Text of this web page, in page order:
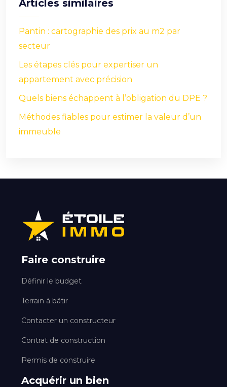
Articles similaires
Pantin : cartographie des prix au m2 par
secteur
Les étapes clés pour expertiser un
appartement avec précision
Quels biens échappent à l’obligation du DPE ?
Méthodes fiables pour estimer la valeur d’un
immeuble
Faire construire
Définir le budget
Terrain à bâtir
Contacter un constructeur
Contrat de construction
Permis de construire
Acquérir un bien